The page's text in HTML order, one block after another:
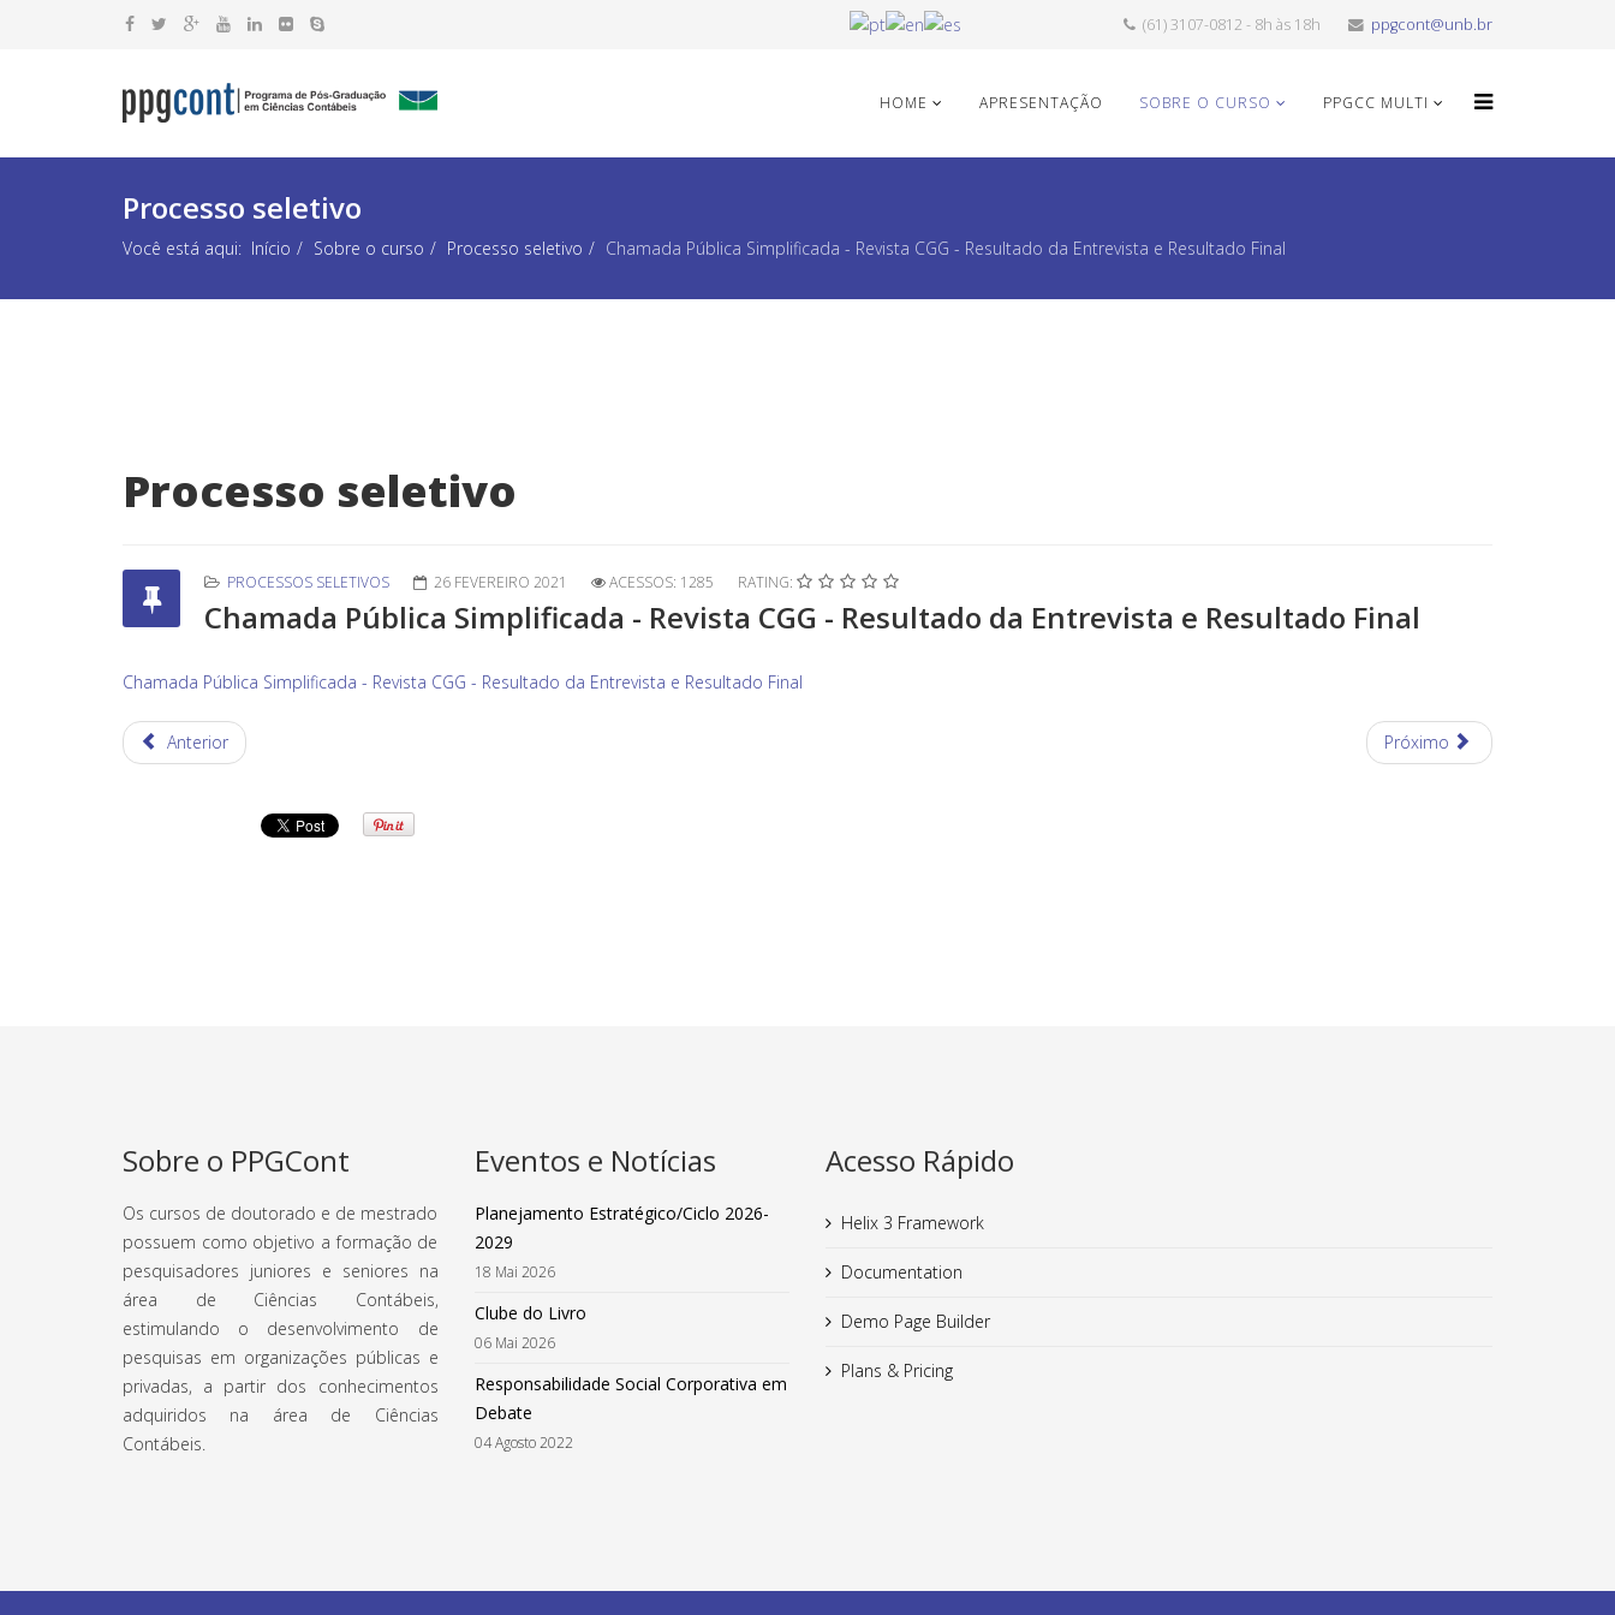
(61) 3107-0812 - 8h às 18h ppgcont@unb.br
HOME APRESENTAÇÃO SOBRE O CURSO PPGCC MULTI
Processo seletivo
Você está aqui: Início Sobre o curso Processo seletivo Chamada Pública Simplificada - Revista CGG - Resultado da Entrevista e Resultado Final
Processo seletivo
PROCESSOS SELETIVOS 26 FEVEREIRO 2021 ACESSOS: 1285 RATING:
Chamada Pública Simplificada - Revista CGG - Resultado da Entrevista e Resultado Final
Chamada Pública Simplificada - Revista CGG - Resultado da Entrevista e Resultado Final
Anterior Próximo
Sobre o PPGCont
Os cursos de doutorado e de mestrado
possuem como objetivo a formação de
pesquisadores juniores e seniores na
área de Ciências Contábeis,
estimulando o desenvolvimento de
pesquisas em organizações públicas e
privadas, a partir dos conhecimentos
adquiridos na área de Ciências
Contábeis.
Eventos e Notícias
Planejamento Estratégico/Ciclo 2026-
2029
18 Mai 2026
Clube do Livro
06 Mai 2026
Responsabilidade Social Corporativa em
Debate
04 Agosto 2022
Acesso Rápido
Helix 3 Framework
Documentation
Demo Page Builder
Plans & Pricing